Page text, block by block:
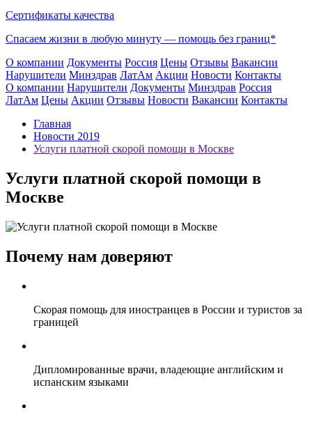
Сертификаты качества
Спасаем жизни в любую минуту — помощь без границ*
О компании Документы Россия Цены Отзывы Вакансии
Нарушители Минздрав ЛатАм Акции Новости Контакты
О компании Нарушители Документы Минздрав Россия
ЛатАм Цены Акции Отзывы Новости Вакансии Контакты
Главная
Новости 2019
Услуги платной скорой помощи в Москве
Услуги платной скорой помощи в
Москве
Почему нам доверяют
Скорая помощь для иностранцев в России и туристов за
границей
Дипломированные врачи, владеющие английским и
испанским языками